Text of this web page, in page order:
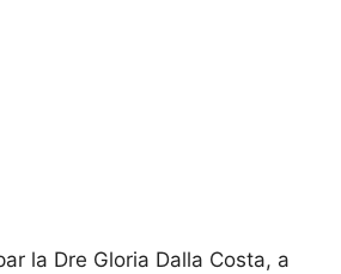
la Dre Gloria Dalla Costa, a